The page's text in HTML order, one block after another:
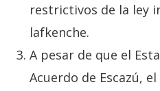
restrictivos de la ley
lafkenche.
A pesar de que el
Acuerdo de Escazú,